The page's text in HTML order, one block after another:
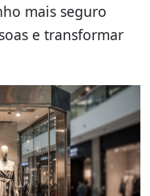
mais seguro
e transformar